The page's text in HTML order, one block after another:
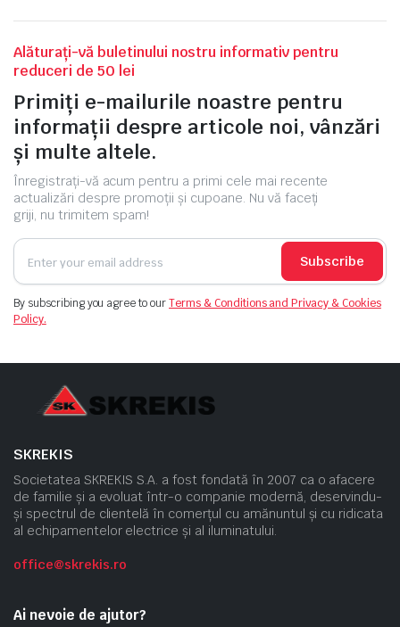
Alăturați-vă buletinului nostru informativ pentru
reduceri de 50 lei
Primiți e-mailurile noastre pentru
informații despre articole noi, vânzări
și multe altele.
Înregistrați-vă acum pentru a primi cele mai recente
actualizări despre promoții și cupoane. Nu vă faceți
griji, nu trimitem spam!
Subscribe
By subscribing you agree to ourTerms & Conditions and Privacy & Cookies
Policy.
SKREKIS
Societatea SKREKIS S.A. a fost fondată în 2007 ca o afacere
de familie și a evoluat într-o companie modernă, deservindu-
și spectrul de clientelă în comerțul cu amănuntul și cu ridicata
al echipamentelor electrice și al iluminatului.
office@skrekis.ro
Ai nevoie de ajutor?